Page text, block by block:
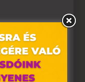
„süti")
információt
Ön